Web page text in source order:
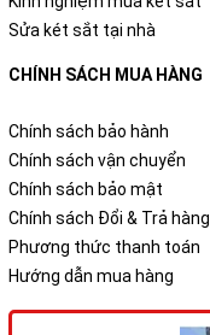
Sửa két sắt tại nhà
CHÍNH SÁCH MUA HÀNG
Chính sách bảo hành
Chính sách vận chuyển
Chính sách bảo mật
Chính sách Đổi & Trả hàng
Phương thức thanh toán
Hướng dẫn mua hàng